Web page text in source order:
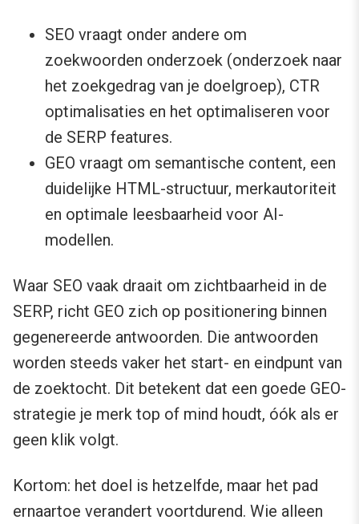
SEO vraagt onder andere om
zoekwoorden onderzoek (onderzoek naar
het zoekgedrag van je doelgroep), CTR
optimalisaties en het optimaliseren voor
de SERP features.
GEO vraagt om semantische content, een
duidelijke HTML-structuur, merkautoriteit
en optimale leesbaarheid voor AI-
modellen.
Waar SEO vaak draait om zichtbaarheid in de
SERP, richt GEO zich op positionering binnen
gegenereerde antwoorden. Die antwoorden
worden steeds vaker het start- en eindpunt van
de zoektocht. Dit betekent dat een goede GEO-
strategie je merk top of mind houdt, óók als er
geen klik volgt.
Kortom: het doel is hetzelfde, maar het pad
ernaartoe verandert voortdurend. Wie alleen